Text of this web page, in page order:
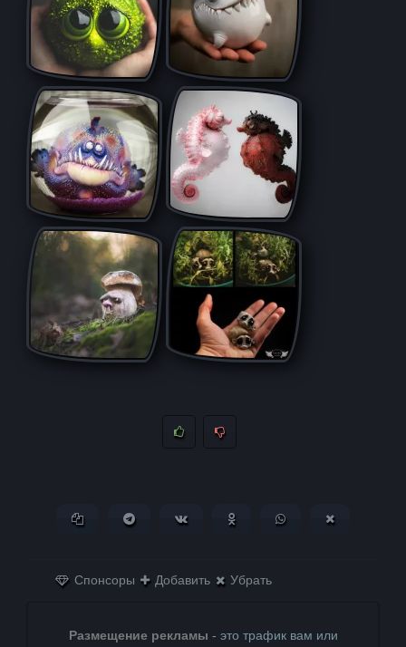
Копировать ссылкуПоделиться в Telegram
Поделиться ВКонтактеПоделиться в
Поделиться в
Спонсоры Добавить Убрать
Размещение рекламы - это трафик вам или